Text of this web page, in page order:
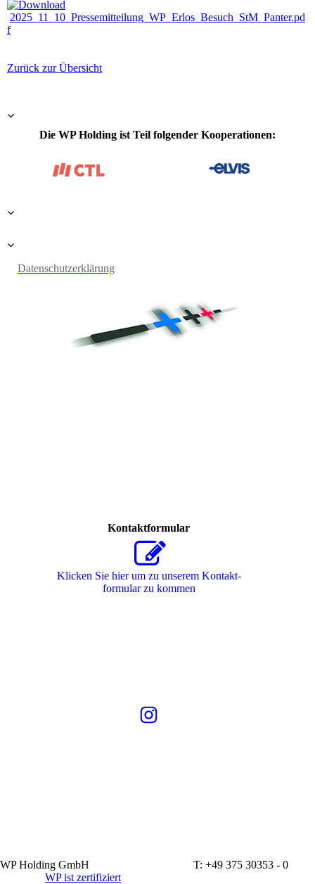
2025_11_10_Pressemitteilung_WP_Erlos_Besuch_StM_Panter.pd
f
Zurück zur Übersicht
Die WP Holding ist Teil folgender Kooperationen:
Datenschutzerklärung
Kontaktformular
Klicken Sie hier um zu unserem Kon­takt­
for­mu­lar zu kommen
WP Holding GmbH T: +49 375 30353 - 0
WP ist zertifiziert